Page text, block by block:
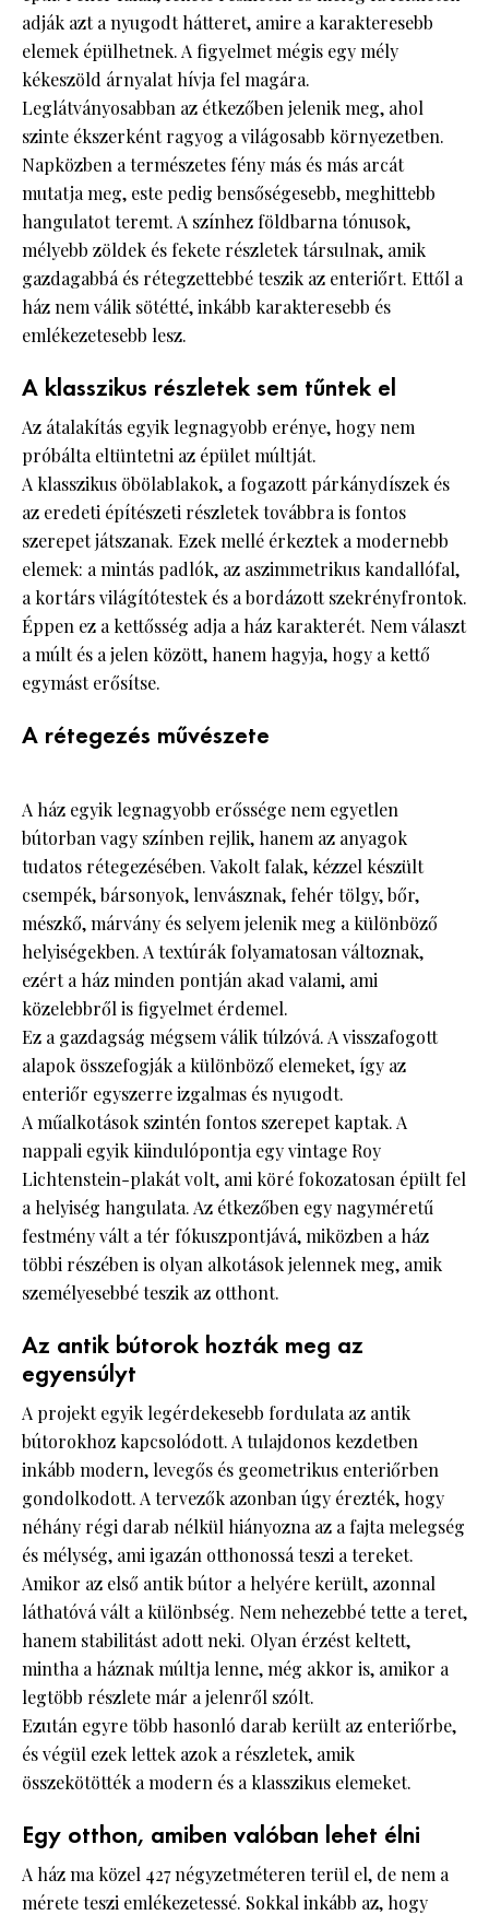
adják azt a nyugodt hátteret, amire a karakteresebb
elemek épülhetnek. A figyelmet mégis egy mély
kékeszöld árnyalat hívja fel magára.
Leglátványosabban az étkezőben jelenik meg, ahol
szinte ékszerként ragyog a világosabb környezetben.
Napközben a természetes fény más és más arcát
mutatja meg, este pedig bensőségesebb, meghittebb
hangulatot teremt. A színhez földbarna tónusok,
mélyebb zöldek és fekete részletek társulnak, amik
gazdagabbá és rétegzettebbé teszik az enteriőrt. Ettől a
ház nem válik sötétté, inkább karakteresebb és
emlékezetesebb lesz.
A klasszikus részletek sem tűntek el
Az átalakítás egyik legnagyobb erénye, hogy nem
próbálta eltüntetni az épület múltját.
A klasszikus öbölablakok, a fogazott párkánydíszek és
az eredeti építészeti részletek továbbra is fontos
szerepet játszanak. Ezek mellé érkeztek a modernebb
elemek: a mintás padlók, az aszimmetrikus kandallófal,
a kortárs világítótestek és a bordázott szekrényfrontok.
Éppen ez a kettősség adja a ház karakterét. Nem választ
a múlt és a jelen között, hanem hagyja, hogy a kettő
egymást erősítse.
A rétegezés művészete
A ház egyik legnagyobb erőssége nem egyetlen
bútorban vagy színben rejlik, hanem az anyagok
tudatos rétegezésében. Vakolt falak, kézzel készült
csempék, bársonyok, lenvásznak, fehér tölgy, bőr,
mészkő, márvány és selyem jelenik meg a különböző
helyiségekben. A textúrák folyamatosan változnak,
ezért a ház minden pontján akad valami, ami
közelebbről is figyelmet érdemel.
Ez a gazdagság mégsem válik túlzóvá. A visszafogott
alapok összefogják a különböző elemeket, így az
enteriőr egyszerre izgalmas és nyugodt.
A műalkotások szintén fontos szerepet kaptak. A
nappali egyik kiindulópontja egy vintage Roy
Lichtenstein-plakát volt, ami köré fokozatosan épült fel
a helyiség hangulata. Az étkezőben egy nagyméretű
festmény vált a tér fókuszpontjává, miközben a ház
többi részében is olyan alkotások jelennek meg, amik
személyesebbé teszik az otthont.
Az antik bútorok hozták meg az
egyensúlyt
A projekt egyik legérdekesebb fordulata az antik
bútorokhoz kapcsolódott. A tulajdonos kezdetben
inkább modern, levegős és geometrikus enteriőrben
gondolkodott. A tervezők azonban úgy érezték, hogy
néhány régi darab nélkül hiányozna az a fajta melegség
és mélység, ami igazán otthonossá teszi a tereket.
Amikor az első antik bútor a helyére került, azonnal
láthatóvá vált a különbség. Nem nehezebbé tette a teret,
hanem stabilitást adott neki. Olyan érzést keltett,
mintha a háznak múltja lenne, még akkor is, amikor a
legtöbb részlete már a jelenről szólt.
Ezután egyre több hasonló darab került az enteriőrbe,
és végül ezek lettek azok a részletek, amik
összekötötték a modern és a klasszikus elemeket.
Egy otthon, amiben valóban lehet élni
A ház ma közel 427 négyzetméteren terül el, de nem a
mérete teszi emlékezetessé. Sokkal inkább az, hogy